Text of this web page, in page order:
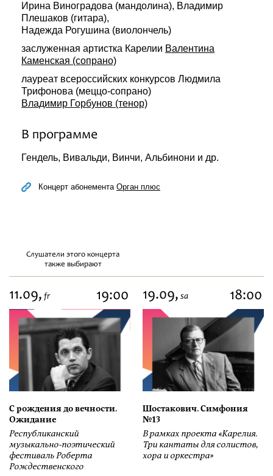
Ирина Виноградова (мандолина), Владимир
Плешаков (гитара),
Надежда Рогушина (виолончель)
заслуженная артистка Карелии Валентина
Каменская (сопрано)
лауреат всероссийских конкурсов Людмила
Трифонова (меццо-сопрано)
Владимир Горбунов (тенор)
В программе
Гендель, Вивальди, Винчи, Альбинони и др.
Концерт абонемента Орган плюс
Слушатели этого концерта
также выбирают
11.09, fr 19:00
С рождения до вечности.
Ожидание
Республиканский
музыкально-поэтический
фестиваль Роберта
Рождественского
19.09, sa 18:00
Шостакович. Симфония
№13
В рамках проекта «Карелия.
Три кантаты для солистов,
хора и оркестра»